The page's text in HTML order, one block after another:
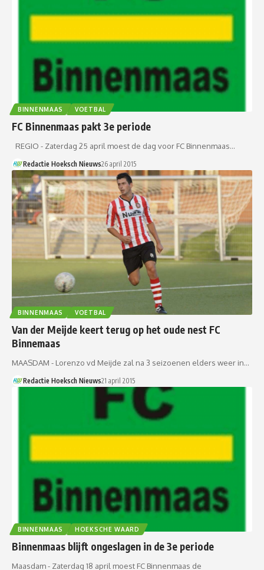
BINNENMAAS VOETBAL
FC Binnenmaas pakt 3e periode
REGIO - Zaterdag 25 april moest de dag voor FC Binnenmaas…
Redactie Hoeksch Nieuws26 april 2015
BINNENMAAS VOETBAL
Van der Meijde keert terug op het oude nest FC
Binnemaas
MAASDAM - Lorenzo vd Meijde zal na 3 seizoenen elders weer in…
Redactie Hoeksch Nieuws21 april 2015
BINNENMAAS HOEKSCHE WAARD
Binnenmaas blijft ongeslagen in de 3e periode
Maasdam - Zaterdag 18 april moest FC Binnenmaas de